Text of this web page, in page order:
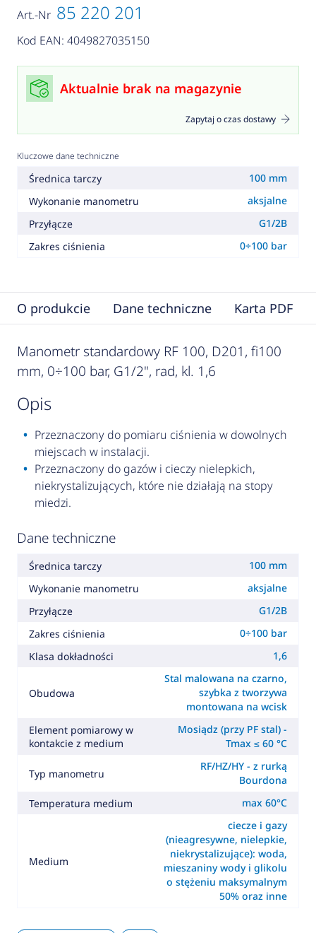
Art.-Nr 85 220 201
Kod EAN: 4049827035150
Aktualnie brak na magazynie
Zapytaj o czas dostawy
Kluczowe dane techniczne
Średnica tarczy
100 mm
Wykonanie manometru
aksjalne
Przyłącze
G1/2B
Zakres ciśnienia
0÷100 bar
O produkcie Dane techniczne Karta PDF
Manometr standardowy RF 100, D201, fi100
mm, 0÷100 bar, G1/2", rad, kl. 1,6
opis
Przeznaczony do pomiaru ciśnienia w dowolnych
miejscach w instalacji.
Przeznaczony do gazów i cieczy nielepkich,
niekrystalizujących, które nie działają na stopy
miedzi.
Dane techniczne
Średnica tarczy
100 mm
Wykonanie manometru
aksjalne
Przyłącze
G1/2B
Zakres ciśnienia
0÷100 bar
Klasa dokładności
1,6
Obudowa
Stal malowana na czarno,
szybka z tworzywa
montowana na wcisk
Element pomiarowy w
kontakcie z medium
Mosiądz (przy PF stal) -
Tmax ≤ 60 °C
Typ manometru
RF/HZ/HY - z rurką
Bourdona
Temperatura medium
max 60°C
Medium
ciecze i gazy
(nieagresywne, nielepkie,
niekrystalizujące): woda,
mieszaniny wody i glikolu
o stężeniu maksymalnym
50% oraz inne